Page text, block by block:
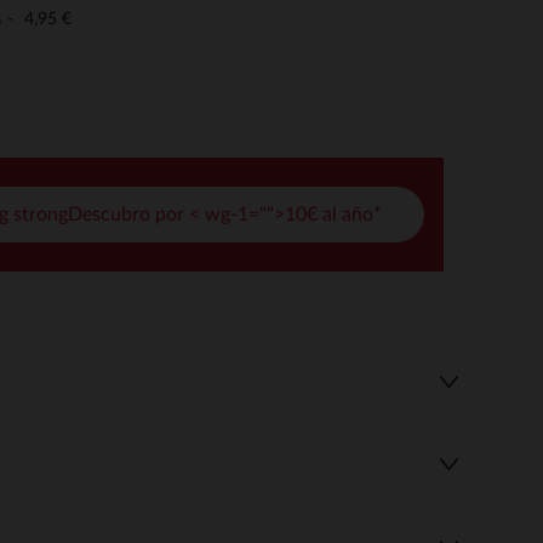
4,95 €
strongDescubro por < wg-1="">10€ al año*